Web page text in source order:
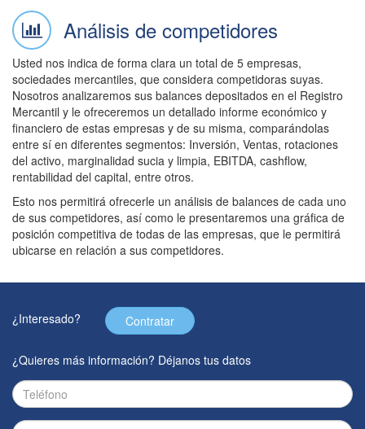
Análisis de competidores
Usted nos indica de forma clara un total de 5 empresas,
sociedades mercantiles, que considera competidoras suyas.
Nosotros analizaremos sus balances depositados en el Registro
Mercantil y le ofreceremos un detallado informe económico y
financiero de estas empresas y de su misma, comparándolas
entre sí en diferentes segmentos: Inversión, Ventas, rotaciones
del activo, marginalidad sucia y limpia, EBITDA, cashflow,
rentabilidad del capital, entre otros.
Esto nos permitirá ofrecerle un análisis de balances de cada uno
de sus competidores, así como le presentaremos una gráfica de
posición competitiva de todas de las empresas, que le permitirá
ubicarse en relación a sus competidores.
¿Interesado? Contratar
¿Quieres más información? Déjanos tus datos